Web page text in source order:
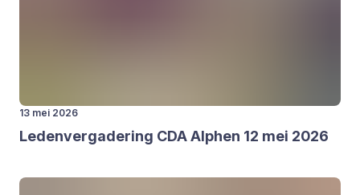
13 mei 2026
Leden­ver­ga­de­ring CDAAlp­hen 12 mei 2026